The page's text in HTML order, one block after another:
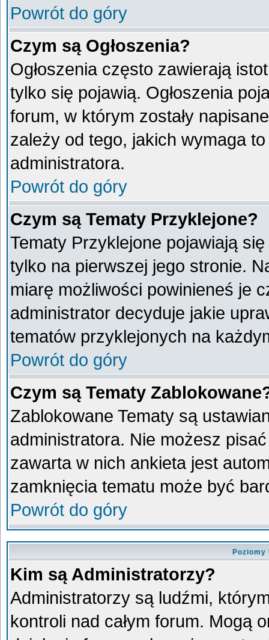
Powrót do góry
Czym są Ogłoszenia?
Ogłoszenia często zawierają
tylko się pojawią. Ogłoszenia
forum, w którym zostały
zależy od tego, jakich wymaga
administratora.
Powrót do góry
Czym są Tematy Przyklejone?
Tematy Przyklejone pojawiają
tylko na pierwszej jego stronie.
miarę możliwości powinieneś je
administrator decyduje jakie
tematów przyklejonych na
Powrót do góry
Czym są Tematy
Zablokowane Tematy są
administratora. Nie możesz
zawarta w nich ankieta jest
zamknięcia tematu może być
Powrót do góry
Kim są Administratorzy?
Administratorzy są ludźmi,
kontroli nad całym forum. Mogą